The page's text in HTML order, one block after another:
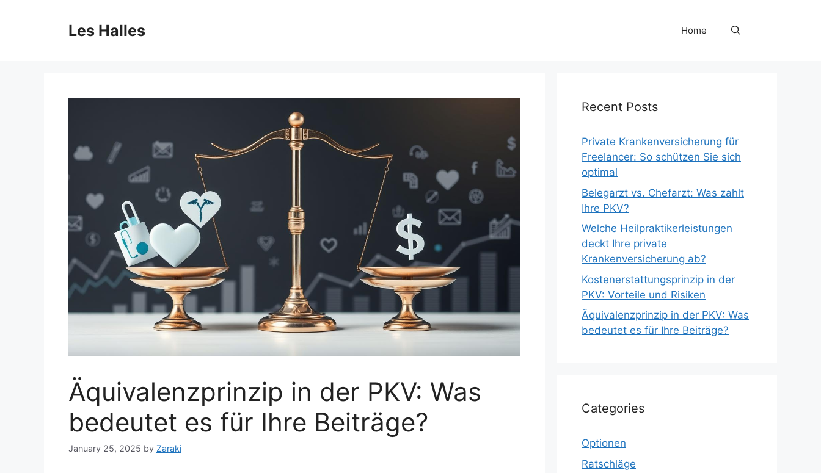
Les Halles Home
Äquivalenzprinzip in der PKV: Was
bedeutet es für Ihre Beiträge?
January 25, 2025 by Zaraki
Recent Posts
Private Krankenversicherung für
Freelancer: So schützen Sie sich
optimal
Belegarzt vs. Chefarzt: Was zahlt
Ihre PKV?
Welche Heilpraktikerleistungen
deckt Ihre private
Krankenversicherung ab?
Kostenerstattungsprinzip in der
PKV: Vorteile und Risiken
Äquivalenzprinzip in der PKV: Was
bedeutet es für Ihre Beiträge?
Categories
Optionen
Ratschläge